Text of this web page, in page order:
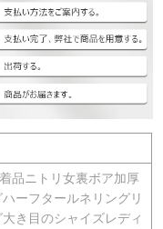
品ニトリ女裏ボア加厚
ーフタールネリングリ
き目のシャイズレディ